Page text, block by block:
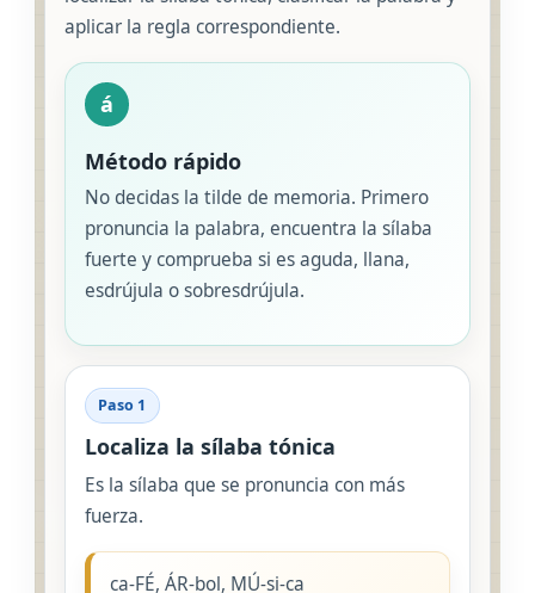
aplicar la regla correspondiente.
á
Método rápido
No decidas la tilde de memoria. Primero
pronuncia la palabra, encuentra la sílaba
fuerte y comprueba si es aguda, llana,
esdrújula o sobresdrújula.
Paso 1
Localiza la sílaba tónica
Es la sílaba que se pronuncia con más
fuerza.
ca-FÉ, ÁR-bol, MÚ-si-ca